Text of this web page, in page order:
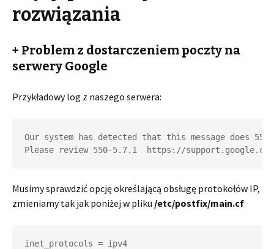
rozwiązania
+ Problem z dostarczeniem poczty na
serwery Google
Przykładowy log z naszego serwera:
Our system has detected that this message does
Please review 550-5.7.1  https://
Musimy sprawdzić opcję określającą obsługę protokołów IP,
zmieniamy tak jak poniżej w pliku /etc/postfix/main.cf
inet_protocols = ipv4